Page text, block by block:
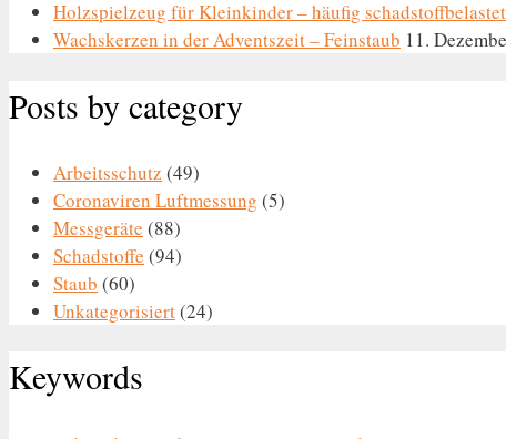
Holzspielzeug für Kleinkinder – häufig schadstoffbelastet
Wachskerzen in der Adventszeit – Feinstaub 11.
Posts by category
Arbeitsschutz (49)
Coronaviren Luftmessung (5)
Messgeräte (88)
Schadstoffe (94)
Staub (60)
Unkategorisiert(24)
Keywords